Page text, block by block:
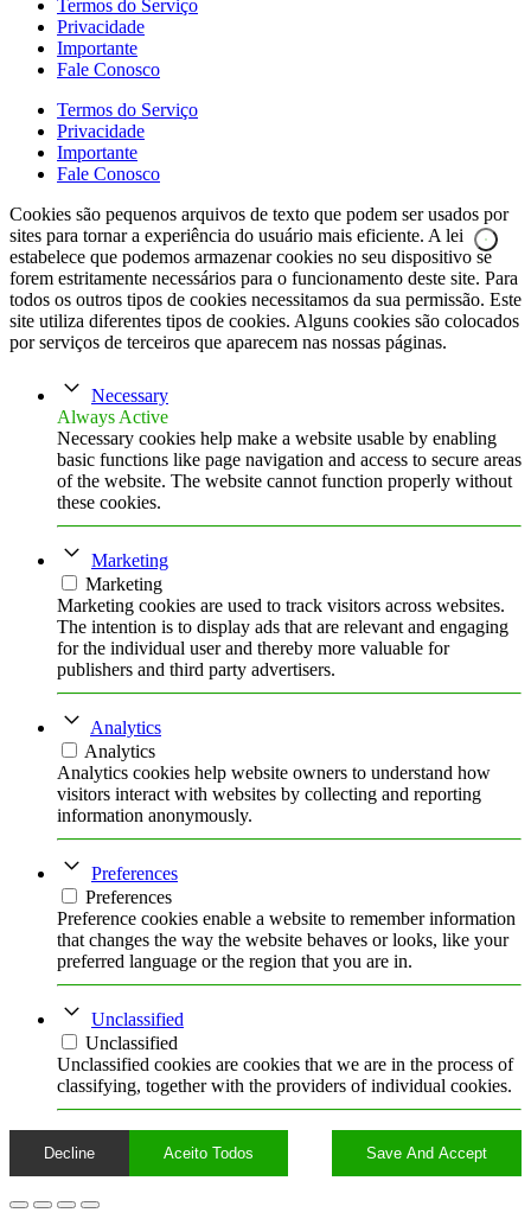
Termos do Serviço
Privacidade
Importante
Fale Conosco
Termos do Serviço
Privacidade
Importante
Fale Conosco
Cookies são pequenos arquivos de texto que podem ser usados por
sites para tornar a experiência do usuário mais eficiente. A lei
estabelece que podemos armazenar cookies no seu dispositivo se
forem estritamente necessários para o funcionamento deste site. Para
todos os outros tipos de cookies necessitamos da sua permissão. Este
site utiliza diferentes tipos de cookies. Alguns cookies são colocados
por serviços de terceiros que aparecem nas nossas páginas.
Necessary
Always Active
Necessary cookies help make a website usable by enabling
basic functions like page navigation and access to secure areas
of the website. The website cannot function properly without
these cookies.
Marketing
Marketing
Marketing cookies are used to track visitors across websites.
The intention is to display ads that are relevant and engaging
for the individual user and thereby more valuable for
publishers and third party advertisers.
Analytics
Analytics
Analytics cookies help website owners to understand how
visitors interact with websites by collecting and reporting
information anonymously.
Preferences
Preferences
Preference cookies enable a website to remember information
that changes the way the website behaves or looks, like your
preferred language or the region that you are in.
Unclassified
Unclassified
Unclassified cookies are cookies that we are in the process of
classifying, together with the providers of individual cookies.
Decline Aceito Todos Save And Accept